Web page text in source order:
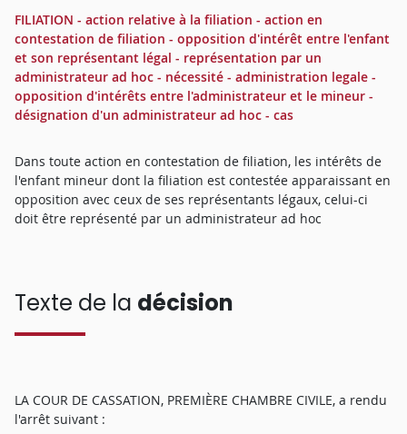
FILIATION - action relative à la filiation - action en
contestation de filiation - opposition d'intérêt entre l'enfant
et son représentant légal - représentation par un
administrateur ad hoc - nécessité - administration legale -
opposition d'intérêts entre l'administrateur et le mineur -
désignation d'un administrateur ad hoc - cas
Dans toute action en contestation de filiation, les intérêts de
l'enfant mineur dont la filiation est contestée apparaissant en
opposition avec ceux de ses représentants légaux, celui-ci
doit être représenté par un administrateur ad hoc
Texte de la décision
LA COUR DE CASSATION, PREMIÈRE CHAMBRE CIVILE, a rendu
l'arrêt suivant :